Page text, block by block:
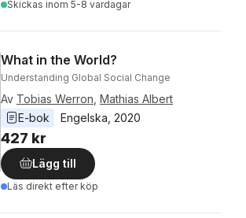
Skickas inom 5-8 vardagar
What in the World?
Understanding Global Social Change
Av Tobias Werron Mathias Albert
E-bok
Engelska 2020
427 kr
Lägg till
Läs direkt efter köp